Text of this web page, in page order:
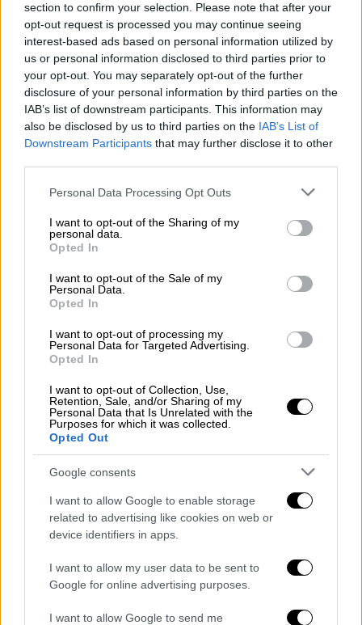
section to confirm your selection. Please note that after your
opt-out request is processed you may continue seeing
interest-based ads based on personal information utilized by
us or personal information disclosed to third parties prior to
your opt-out. You may separately opt-out of the further
disclosure of your personal information by third parties on the
IAB’s list of downstream participants. This information may
also be disclosed by us to third parties on the IAB’s List of
Downstream Participants that may further disclose it to other
Please note that this website/app uses one or more Google
not limited to your visit or usage behaviour. You may click to
grant or deny consent to Google and its third-party tags to
use your data for below specified purposes in below Google
consent section.
Personal Data Processing Opt Outs
I want to opt-out of the Sharing of my
personal data.
Opted In
I want to opt-out of the Sale of my
Personal Data.
Opted In
I want to opt-out of processing my
Personal Data for Targeted Advertising.
Opted In
I want to opt-out of Collection, Use,
Retention, Sale, and/or Sharing of my
Personal Data that Is Unrelated with the
Purposes for which it was collected.
Opted Out
Google consents
I want to allow Google to enable storage
related to advertising like cookies on web or
device identifiers in apps.
I want to allow my user data to be sent to
Google for online advertising purposes.
I want to allow Google to send me
Viral|30.06.2022 17:52
Η πιο πρωτότυπη δουλειά: Πληρώνεται
για να βλέπει ερωτικές ταινίες με τις…
ώρες
Την επέλεξαν ανάμεσα σε 30.000 άτομα
Κόσμος|25.03.2020 21:43
Το PornHub προσφέρει δωρεάν
premium πακέτο πορνό για να
#μένουμε_σπίτι!
Η δημοφιλής ιστοσελίδα ταινιών ερωτικού
περιεχομένου δίνει ελεύθερη πρόσβαση
στους χρήστες στην Ελλάδα και σε όλες τις